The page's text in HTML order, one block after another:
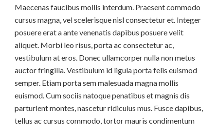
Maecenas faucibus mollis interdum. Praesent commodo
cursus magna, vel scelerisque nisl consectetur et. Integer
posuere erat a ante venenatis dapibus posuere velit
aliquet. Morbi leo risus, porta ac consectetur ac,
vestibulum at eros. Donec ullamcorper nulla non metus
auctor fringilla. Vestibulum id ligula porta felis euismod
semper. Etiam porta sem malesuada magna mollis
euismod. Cum sociis natoque penatibus et magnis dis
parturient montes, nascetur ridiculus mus. Fusce dapibus,
tellus ac cursus commodo, tortor mauris condimentum